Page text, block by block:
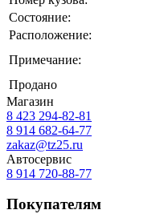
Состояние:
Расположение:
Примечание:
Продано
Магазин
8 423 294-82-81
8 914 682-64-77
zakaz@tz25.ru
Автосервис
8 914 720-88-77
Покупателям